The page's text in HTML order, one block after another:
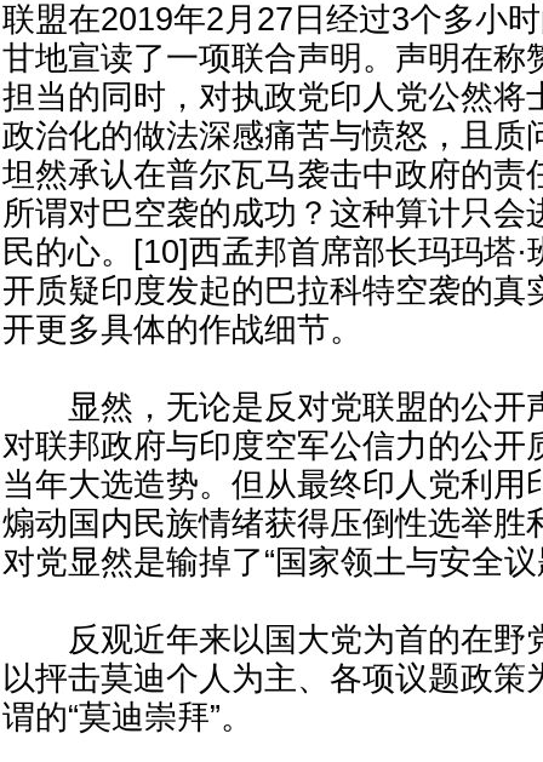
联盟在2019年2月27日经过3个多小
甘地宣读了一项联合声明。声明在称
担当的同时，对执政党印人党公然将
政治化的做法深感痛苦与愤怒，且质
坦然承认在普尔瓦马袭击中政府的责
所谓对巴空袭的成功？这种算计只会
民的心。[10]西孟邦首席部长玛玛塔·
开质疑印度发起的巴拉科特空袭的真
开更多具体的作战细节。
显然，无论是反对党联盟的公开
对联邦政府与印度空军公信力的公开
当年大选造势。但从最终印人党利用
煽动国内民族情绪获得压倒性选举胜
对党显然是输掉了“国家领土与安全
反观近年来以国大党为首的在野
以抨击莫迪个人为主、各项议题政策
谓的“莫迪崇拜”。